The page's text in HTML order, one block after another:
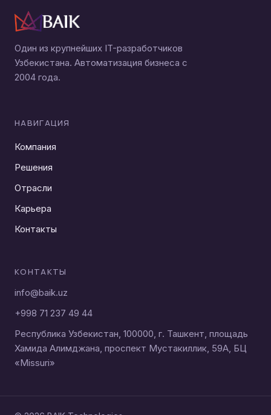
Один из крупнейших IT-разработчиков
Узбекистана. Автоматизация бизнеса с
2004 года.
НАВИГАЦИЯ
Компания
Решения
Отрасли
Карьера
Контакты
КОНТАКТЫ
info@baik.uz
+998 71 237 49 44
Республика Узбекистан, 100000, г. Ташкент, площадь
Хамида Алимджана, проспект Мустакиллик, 59A, БЦ
«Missuri»